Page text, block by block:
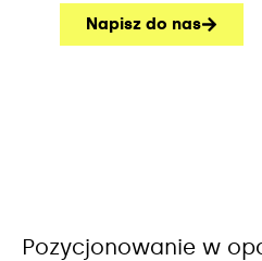
Napisz do nas
Pozycjonowanie w